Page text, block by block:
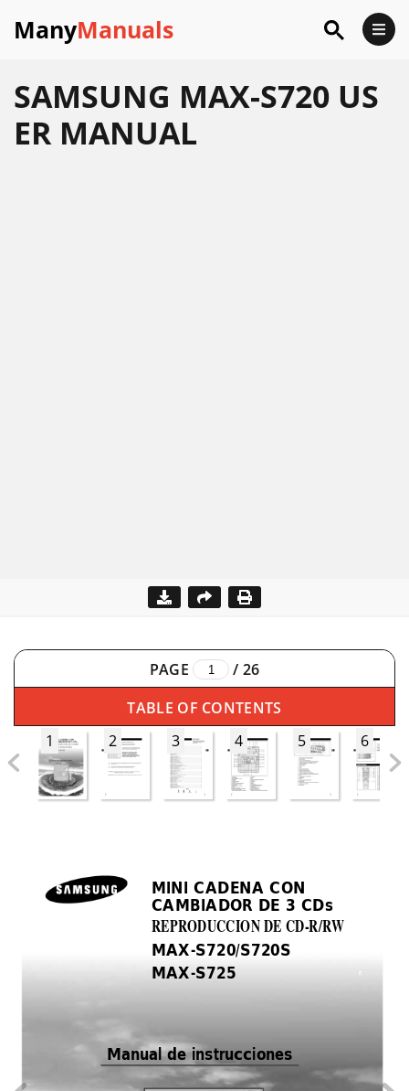
ManyManuals
SAMSUNG MAX-S720 US
ER MANUAL
PAGE / 26
TABLE OF CONTENTS
1
2 3 4 5 6
Manual de instrucciones
MINI CADENA CON
CAMBIADOR DE 3 CDs
REPRODUCCION DE CD-R/RW
MAX-S720/S720S
MAX-S725